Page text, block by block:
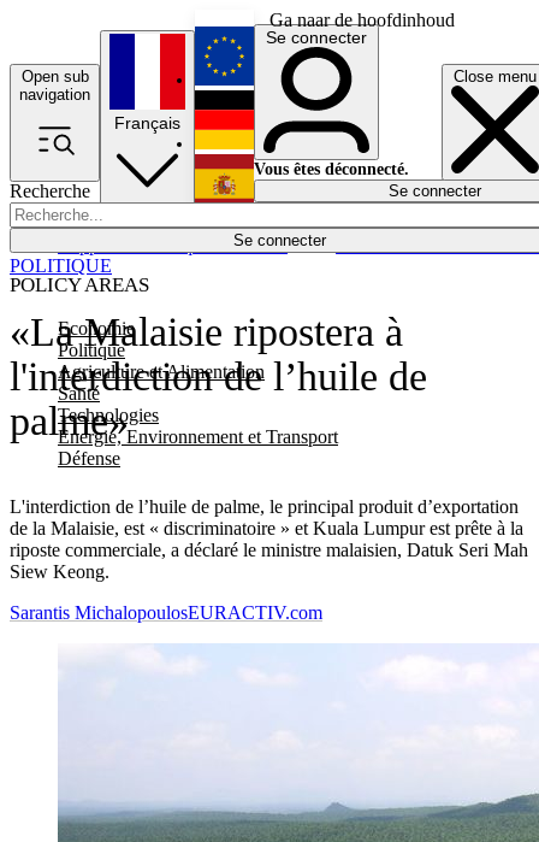
Ga naar de hoofdinhoud
Open sub
navigation
Close menu
Recherche
Se connecter
POLICY AREAS
Economie
Politique
Agriculture et Alimentation
Santé
Technologies
Energie, Environnement et Transport
Défense
Économie
Français
English
Deutsch
Español
Se connecter
Vous êtes déconnecté.
Se connecter
«La Malaisie ripostera à
l'interdiction de l’huile de
palme»
L'interdiction de l’huile de palme, le principal produit d’exportation
de la Malaisie, est « discriminatoire » et Kuala Lumpur est prête à la
riposte commerciale, a déclaré le ministre malaisien, Datuk Seri Mah
Siew Keong.
POLITIQUE
Sarantis MichalopoulosEURACTIV.com